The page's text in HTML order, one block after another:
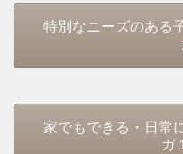
特別なニーズのある
家でもできる・日常
ガ